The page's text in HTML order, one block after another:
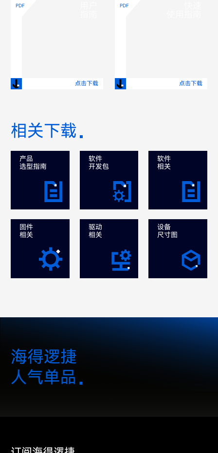
PDF
点击下载
PDF
点击下载
相关下载
产品
选型指南
软件
开发包
软件
相关
固件
相关
驱动
相关
设备
尺寸图
海得逻捷
人气单品